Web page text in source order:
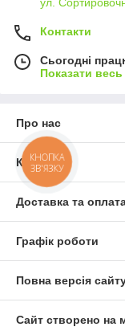
ул.
Контакти
Сьогодні
Показати
Про нас
Контакти
Доставка та
Графік роботи
Повна версія
Сайт створено на
КНОПКА
ЗВ'ЯЗКУ